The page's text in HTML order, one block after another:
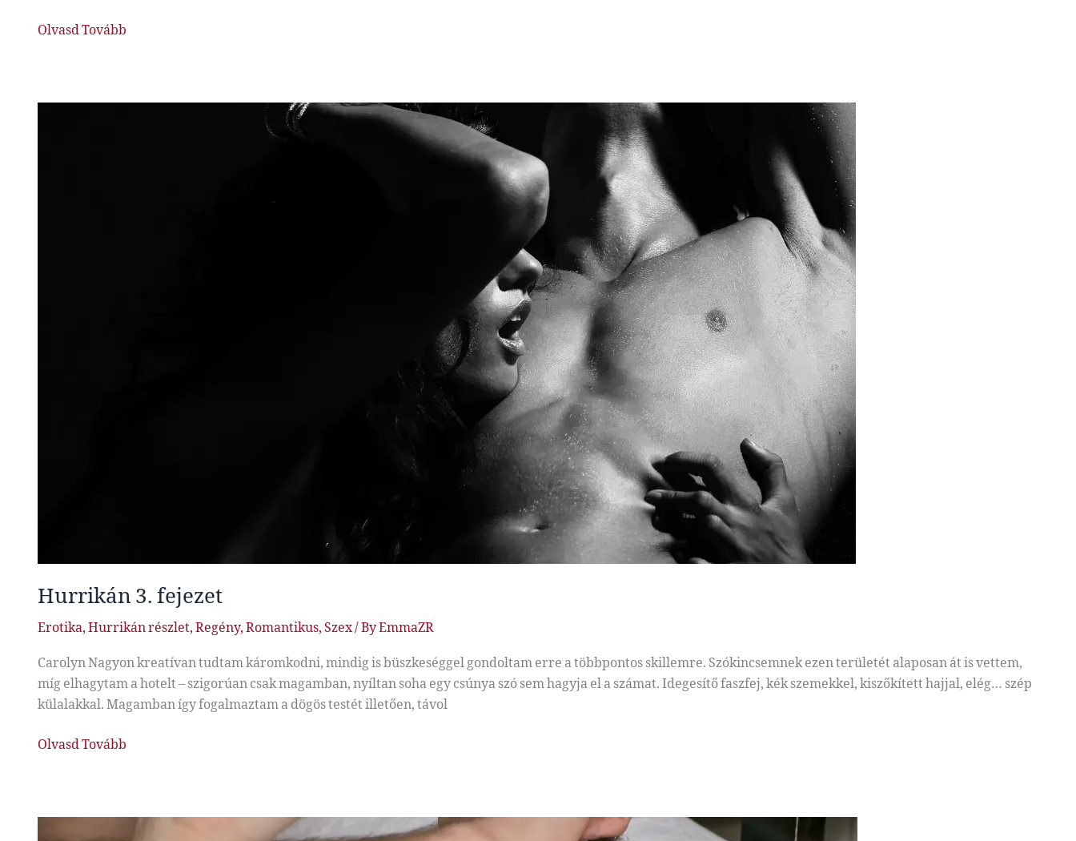
Hurrikán
Olvasd Tovább
Hurrikán 3. fejezet
Erotika,Hurrikán részlet,Regény,Romantikus,Szex/ ByEmmaZR
Carolyn Nagyon kreatívan tudtam káromkodni, mindig is büszkeséggel gondoltam erre a többpontos skillemre. Szókincsemnek ezen területét alaposan át is vettem,
míg elhagytam a hotelt – szigorúan csak magamban, nyíltan soha egy csúnya szó sem hagyja el a számat. Idegesítő faszfej, kék szemekkel, kiszőkített hajjal, elég… szép
külalakkal. Magamban így fogalmaztam a dögös testét illetően, távol
Hurrikán
Olvasd Tovább